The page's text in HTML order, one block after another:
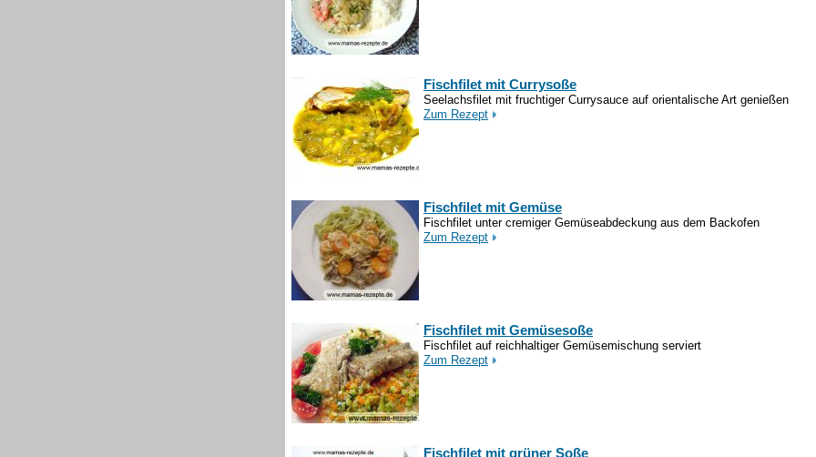
Fischfilet mit Currysoße
Seelachsfilet mit fruchtiger Currysauce auf orientalische Art genießen
Zum Rezept
Fischfilet mit Gemüse
Fischfilet unter cremiger Gemüseabdeckung aus dem Backofen
Zum Rezept
Fischfilet mit Gemüsesoße
Fischfilet auf reichhaltiger Gemüsemischung serviert
Zum Rezept
Fischfilet mit grüner Soße